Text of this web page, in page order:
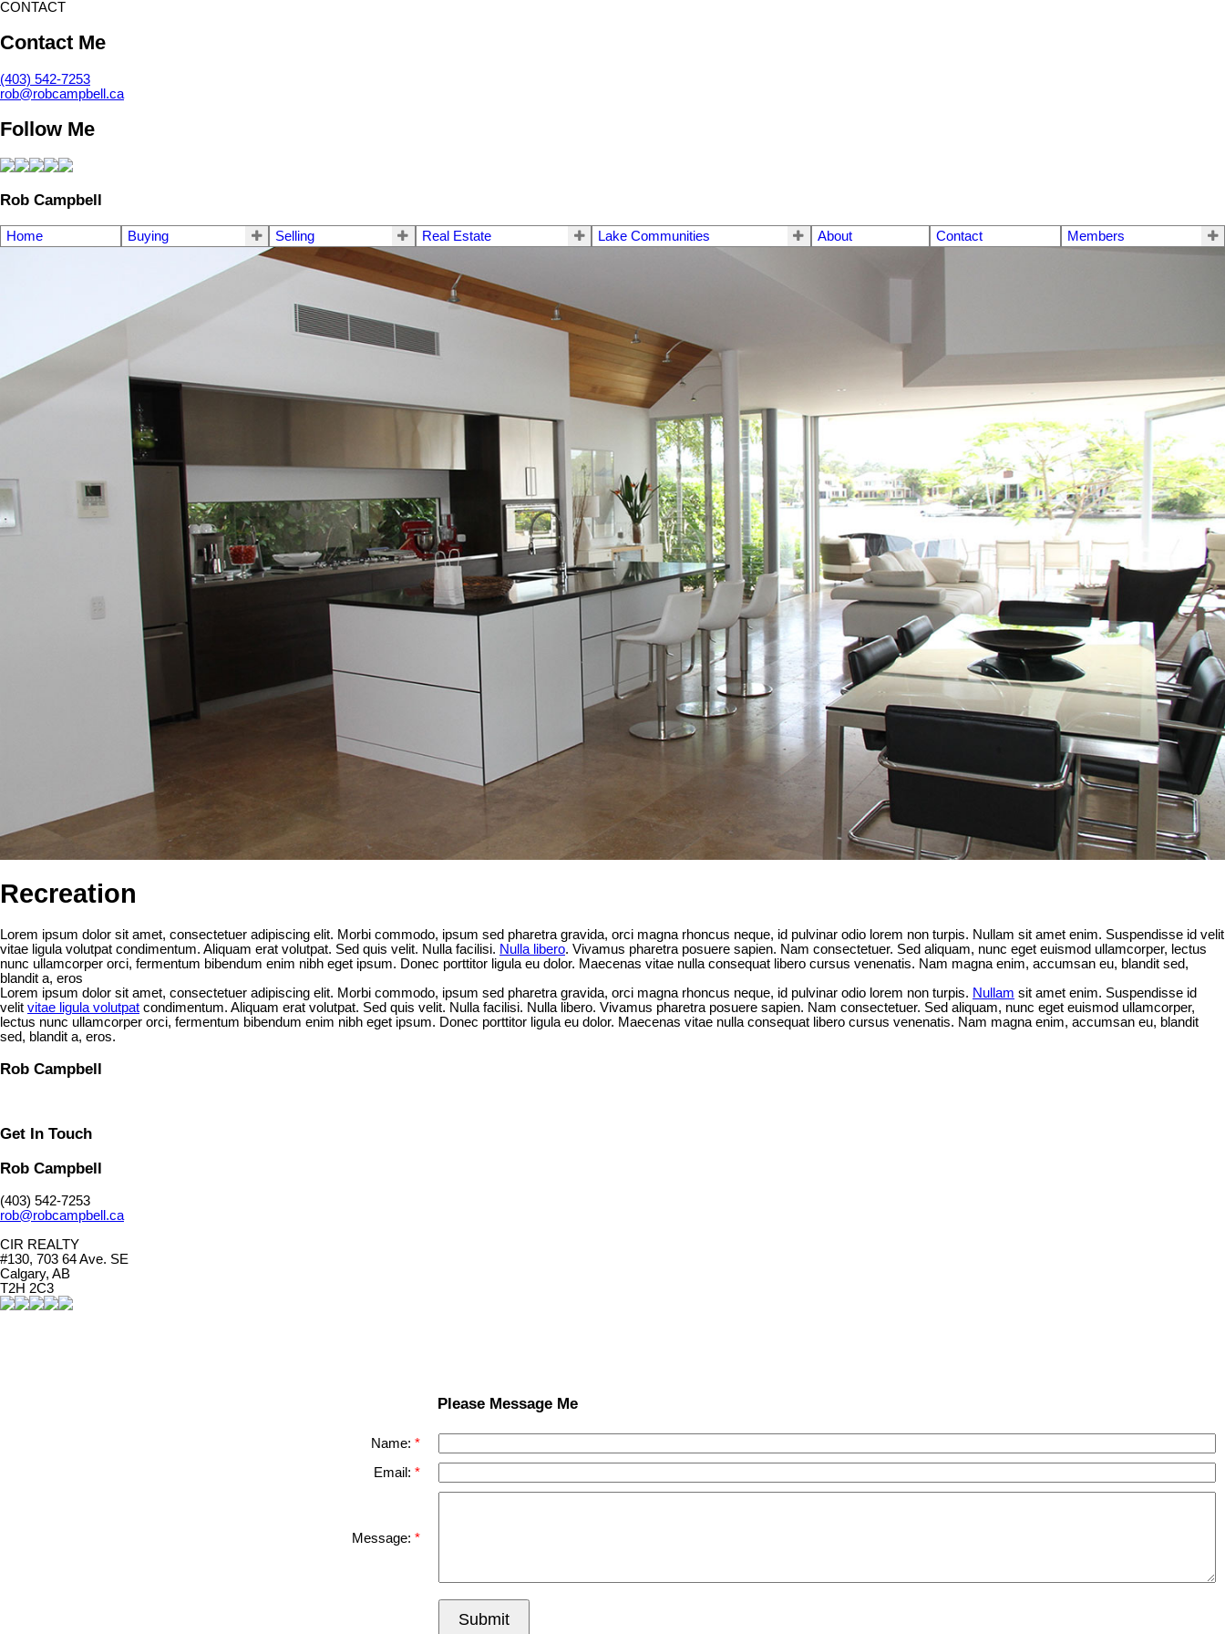
CONTACT
Contact Me
(403) 542-7253
rob@robcampbell.ca
Follow Me
Rob Campbell
Home Buying Selling Real Estate Lake Communities About Contact Members
Recreation
Lorem ipsum dolor sit amet, consectetuer adipiscing elit. Morbi commodo, ipsum sed pharetra gravida, orci magna rhoncus neque, id pulvinar odio lorem non turpis. Nullam sit amet enim. Suspendisse id velit
vitae ligula volutpat condimentum. Aliquam erat volutpat. Sed quis velit. Nulla facilisi. Nulla libero. Vivamus pharetra posuere sapien. Nam consectetuer. Sed aliquam, nunc eget euismod ullamcorper, lectus
nunc ullamcorper orci, fermentum bibendum enim nibh eget ipsum. Donec porttitor ligula eu dolor. Maecenas vitae nulla consequat libero cursus venenatis. Nam magna enim, accumsan eu, blandit sed,
blandit a, eros
Lorem ipsum dolor sit amet, consectetuer adipiscing elit. Morbi commodo, ipsum sed pharetra gravida, orci magna rhoncus neque, id pulvinar odio lorem non turpis. Nullam sit amet enim. Suspendisse id
velit vitae ligula volutpat condimentum. Aliquam erat volutpat. Sed quis velit. Nulla facilisi. Nulla libero. Vivamus pharetra posuere sapien. Nam consectetuer. Sed aliquam, nunc eget euismod ullamcorper,
lectus nunc ullamcorper orci, fermentum bibendum enim nibh eget ipsum. Donec porttitor ligula eu dolor. Maecenas vitae nulla consequat libero cursus venenatis. Nam magna enim, accumsan eu, blandit
sed, blandit a, eros.
Rob Campbell
Get In Touch
Rob Campbell
(403) 542-7253
rob@robcampbell.ca
CIR REALTY
#130, 703 64 Ave. SE
Calgary, AB
T2H 2C3
Please Message Me
Name:
Email:
Message:
Submit